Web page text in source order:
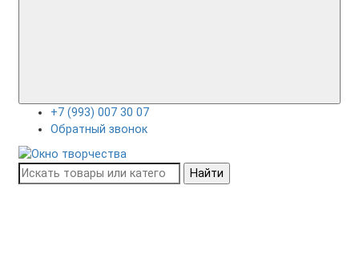
+7 (993) 007 30 07
Обратный звонок
Найти